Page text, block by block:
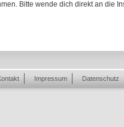
Bitte wende dich direkt an die
Impressum Datenschutz